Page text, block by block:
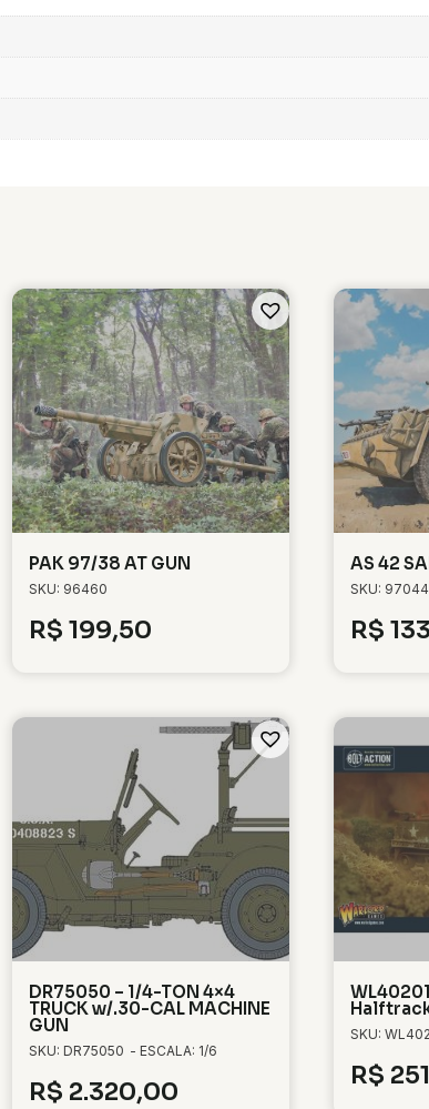
PAK 97/38 AT GUN
SKU: 96460
R$ 199,50
AS 42
SKU: 97044
R$
DR75050 – 1/4-TON 4×4
TRUCK w/.30-CAL MACHINE
GUN
SKU: DR75050 - ESCALA: 1/6
R$ 2.320,00
SKU:
R$